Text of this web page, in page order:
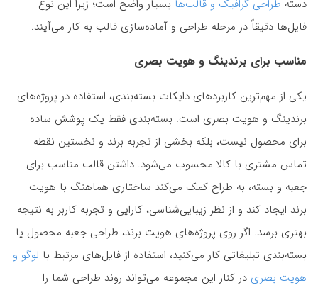
دسته طراحی گرافیک و قالب‌ها بسیار واضح است؛ زیرا این نوع
فایل‌ها دقیقاً در مرحله طراحی و آماده‌سازی قالب به کار می‌آیند.
مناسب برای برندینگ و هویت بصری
یکی از مهم‌ترین کاربردهای دایکات بسته‌بندی، استفاده در پروژه‌های
برندینگ و هویت بصری است. بسته‌بندی فقط یک پوشش ساده
برای محصول نیست، بلکه بخشی از تجربه برند و نخستین نقطه
تماس مشتری با کالا محسوب می‌شود. داشتن قالب مناسب برای
جعبه و بسته، به طراح کمک می‌کند ساختاری هماهنگ با هویت
برند ایجاد کند و از نظر زیبایی‌شناسی، کارایی و تجربه کاربر به نتیجه
بهتری برسد. اگر روی پروژه‌های هویت برند، طراحی جعبه محصول یا
بسته‌بندی تبلیغاتی کار می‌کنید، استفاده از فایل‌های مرتبط با لوگو و
هویت بصری در کنار این مجموعه می‌تواند روند طراحی شما را